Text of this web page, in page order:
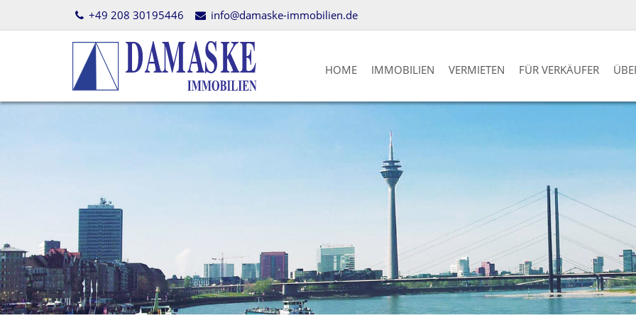
+49 208 30195446 info@damaske-immobilien.de
HOME IMMOBILIEN VERMIETEN FÜR VERKÄUFER